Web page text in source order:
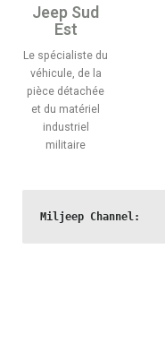
Jeep Sud
Est
Le spécialiste du
véhicule, de la
pièce détachée
et du matériel
industriel
militaire
Miljeep Channel: